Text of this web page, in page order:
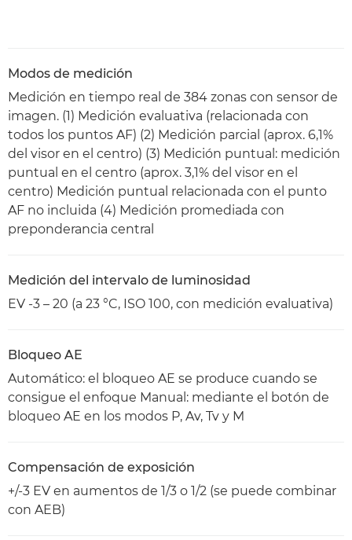
Modos de medición
Medición en tiempo real de 384 zonas con sensor de
imagen. (1) Medición evaluativa (relacionada con
todos los puntos AF) (2) Medición parcial (aprox. 6,1%
del visor en el centro) (3) Medición puntual: medición
puntual en el centro (aprox. 3,1% del visor en el
centro) Medición puntual relacionada con el punto
AF no incluida (4) Medición promediada con
preponderancia central
Medición del intervalo de luminosidad
EV -3 – 20 (a 23 °C, ISO 100, con medición evaluativa)
Bloqueo AE
Automático: el bloqueo AE se produce cuando se
consigue el enfoque Manual: mediante el botón de
bloqueo AE en los modos P, Av, Tv y M
Compensación de exposición
+/-3 EV en aumentos de 1/3 o 1/2 (se puede combinar
con AEB)